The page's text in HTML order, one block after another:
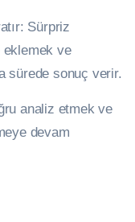
Sürpriz
eklemek ve
sürede sonuç verir.
analiz etmek ve
devam